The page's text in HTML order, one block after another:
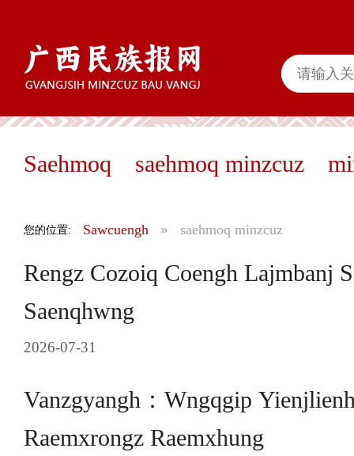
Saehmoq saehmoq minzcuz
您的位置: Sawcuengh saehmoq minzcuz
Rengz Cozoiq Coengh Lajmbanj
Saenqhwng
2026-07-31
Vanzgyangh：Wngqgip
Raemxrongz Raemxhung